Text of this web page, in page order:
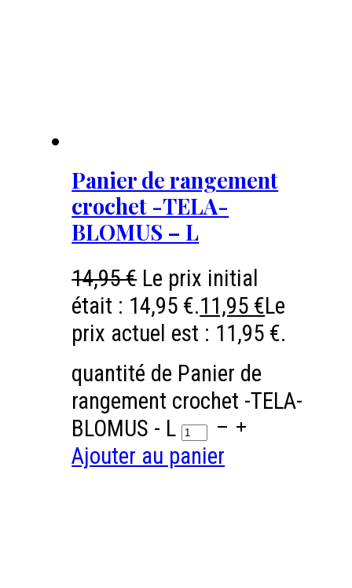
Panier de rangement
crochet -TELA-
BLOMUS – L
14,95€ Le prix initial
était : 14,95 €.11,95 €Le
prix actuel est : 11,95 €.
quantité de Panier de
rangement crochet -TELA-
BLOMUS - L
Ajouter au panier